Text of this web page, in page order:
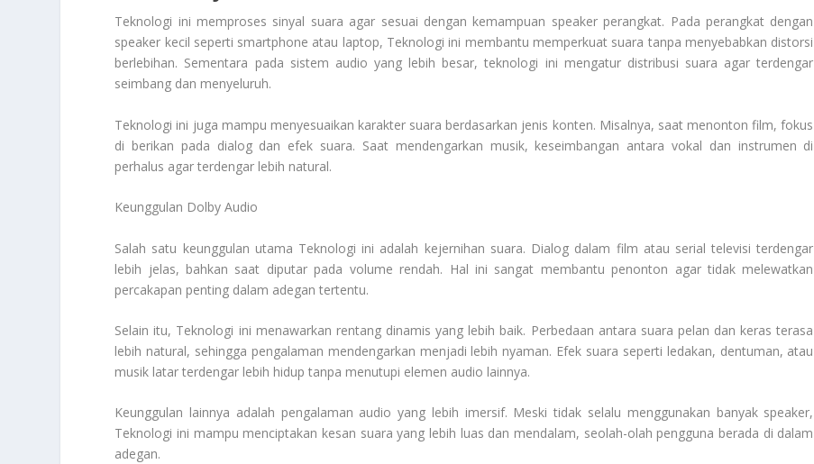
Teknologi ini memproses sinyal suara agar sesuai dengan kemampuan speaker perangkat. Pada perangkat dengan
speaker kecil seperti smartphone atau laptop, Teknologi ini membantu memperkuat suara tanpa menyebabkan distorsi
berlebihan. Sementara pada sistem audio yang lebih besar, teknologi ini mengatur distribusi suara agar terdengar
seimbang dan menyeluruh.
Teknologi ini juga mampu menyesuaikan karakter suara berdasarkan jenis konten. Misalnya, saat menonton film, fokus
di berikan pada dialog dan efek suara. Saat mendengarkan musik, keseimbangan antara vokal dan instrumen di
perhalus agar terdengar lebih natural.
Keunggulan Dolby Audio
Salah satu keunggulan utama Teknologi ini adalah kejernihan suara. Dialog dalam film atau serial televisi terdengar
lebih jelas, bahkan saat diputar pada volume rendah. Hal ini sangat membantu penonton agar tidak melewatkan
percakapan penting dalam adegan tertentu.
Selain itu, Teknologi ini menawarkan rentang dinamis yang lebih baik. Perbedaan antara suara pelan dan keras terasa
lebih natural, sehingga pengalaman mendengarkan menjadi lebih nyaman. Efek suara seperti ledakan, dentuman, atau
musik latar terdengar lebih hidup tanpa menutupi elemen audio lainnya.
Keunggulan lainnya adalah pengalaman audio yang lebih imersif. Meski tidak selalu menggunakan banyak speaker,
Teknologi ini mampu menciptakan kesan suara yang lebih luas dan mendalam, seolah-olah pengguna berada di dalam
adegan.